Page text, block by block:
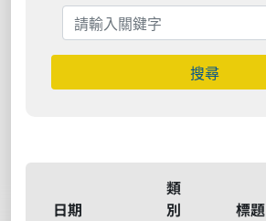
搜尋
日期
類
別
標題